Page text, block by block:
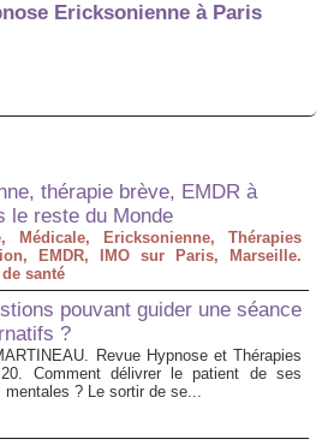
Ericksonienne à Paris
thérapie brève, EMDR à
le reste du Monde
Médicale, Ericksonienne, Thérapies
EMDR, IMO sur Paris, Marseille.
santé
pouvant guider une séance
?
Revue Hypnose et Thérapies
Comment délivrer le patient de ses
mentales ? Le sortir de se...